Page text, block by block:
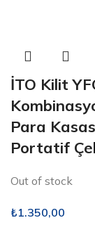
İTO Kilit
Para
Portatif
Out of stock
₺1.350,00